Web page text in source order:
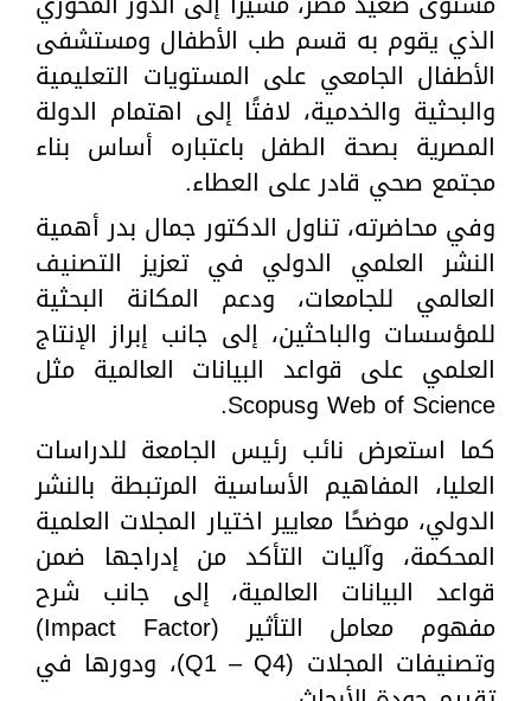
الذي يقوم به قسم طب الأطفال ومستشفى
الأطفال الجامعي على المستويات التعليمية
والبحثية والخدمية، لافتًا إلى اهتمام الدولة
المصرية بصحة الطفل باعتباره أساس بناء
مجتمع صحي قادر على العطاء.
وفي محاضرته، تناول الدكتور جمال بدر أهمية
النشر العلمي الدولي في تعزيز التصنيف
العالمي للجامعات، ودعم المكانة البحثية
للمؤسسات والباحثين، إلى جانب إبراز الإنتاج
العلمي على قواعد البيانات العالمية مثل
Web of Science وScopus.
كما استعرض نائب رئيس الجامعة للدراسات
العليا، المفاهيم الأساسية المرتبطة بالنشر
الدولي، موضحًا معايير اختيار المجلات العلمية
المحكمة، وآليات التأكد من إدراجها ضمن
قواعد البيانات العالمية، إلى جانب شرح
مفهوم معامل التأثير (Impact Factor)
وتصنيفات المجلات (Q1 – Q4)، ودورها في